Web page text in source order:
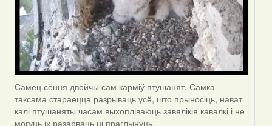
Самец сёння двойчы сам карміў птушанят. Самка
таксама стараецца разрываць усё, што прыносіць, нават
калі птушаняты часам выхопліваюць завялікія кавалкі і не
могуць іх разарваць ці праглынуць.